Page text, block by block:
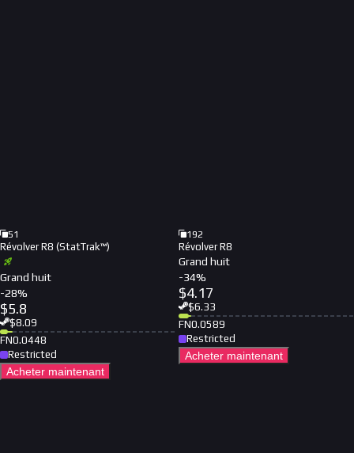
51
Révolver R8 (StatTrak™)
Grand huit
-28%
$5.8
$8.09
FN0.0448
Restricted
Acheter maintenant
192
Révolver R8
Grand huit
-34%
$4.17
$6.33
FN0.0589
Restricted
Acheter maintenant